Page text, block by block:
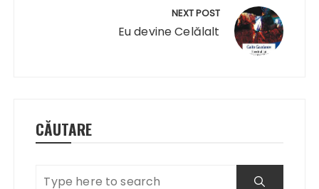
NEXT POST
Eu devine Celălalt
CĂUTARE